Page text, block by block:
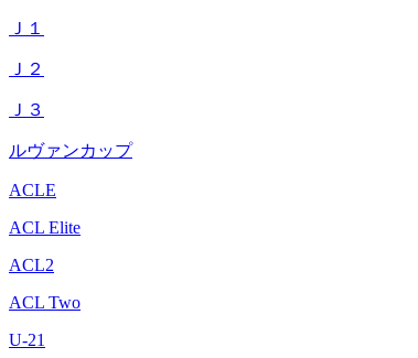
Ｊ１
Ｊ２
Ｊ３
ルヴァンカップ
ACLE
ACL Elite
ACL2
ACL Two
U-21